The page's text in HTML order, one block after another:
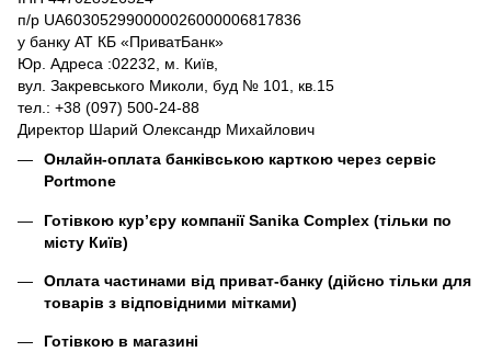
п/р UA603052990000026000006817836
у банку АТ КБ «ПриватБанк»
Юр. Адреса :02232, м. Київ,
вул. Закревського Миколи, буд № 101, кв.15
тел.: +38 (097) 500-24-88
Директор Шарий Олександр Михайлович
Онлайн-оплата банківською карткою через сервіс
Portmone
Готівкою кур’єру компаніїSanika Complex (тільки по
місту Київ)
Оплата частинами від приват-банку (дійсно тільки для
товарів з відповідними мітками)
Готівкою в магазині